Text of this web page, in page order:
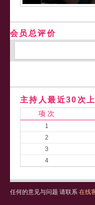
会员总评价
主持人最近30次
项 次
1
2
3
4
任何的意见与问题 请联系 在线